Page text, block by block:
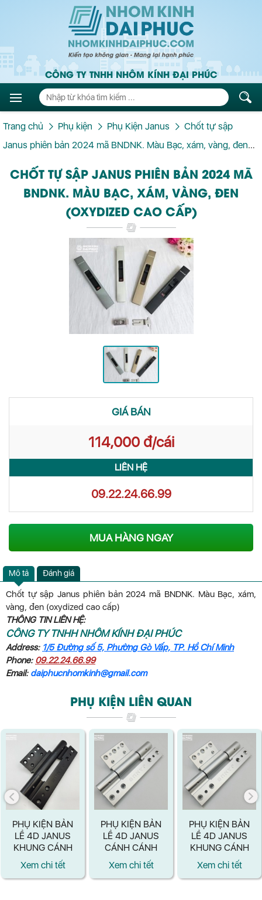
CÔNG TY TNHH NHÔM KÍNH ĐẠI PHÚC
Trang chủ Phụ kiện Phụ Kiện Janus
Chốt tự sập
Janus phiên bản 2024 mã BNDNK. Màu Bạc, xám, vàng, đen
(oxydized cao cấp)
CHỐT TỰ SẬP JANUS PHIÊN BẢN 2024 MÃ
BNDNK. MÀU BẠC, XÁM, VÀNG, ĐEN
(OXYDIZED CAO CẤP)
GIÁ BÁN
114,000 đ/cái
LIÊN HỆ
09.22.24.66.99
MUA HÀNG NGAY
Mô tả Đánh giá
Chốt tự sập Janus phiên bản 2024 mã BNDNK. Màu Bạc, xám,
vàng, đen (oxydized cao cấp)
THÔNG TIN LIÊN HỆ:
CÔNG TY TNHH NHÔM KÍNH ĐẠI PHÚC
Address: 1/5 Đường số 5, Phường Gò Vấp, TP. Hồ Chí Minh
Phone: 09.22.24.66.99
Email: daiphucnhomkinh@gmail.com
PHỤ KIỆN LIÊN QUAN
PHỤ KIỆN BẢN
LỀ 4D JANUS
KHUNG CÁNH
MÀU ĐEN
Xem chi tết
PHỤ KIỆN BẢN
LỀ 4D JANUS
CÁNH CÁNH
MÀU BẠC
Xem chi tết
PHỤ KIỆN BẢN
LỀ 4D JANUS
KHUNG CÁNH
MÀU BẠC
Xem chi tết